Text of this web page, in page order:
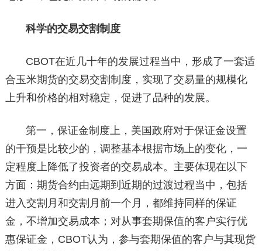
科学的交易交割制度
CBOT在近几十年的发展过程当中，形成了一套适
合玉米期货的交易交割制度，实现了交易量的规模化
上升和价格的相对稳定，促进了品种的发展。
第一，保证金制度上，美国政府对于保证金设置
的干预是比较少的，调整基本根据市场上的变化，一
定程度上降低了投资者的交易成本。主要体现在以下
方面：期货合约由远期到近期的过渡过程当中，包括
进入交割月和交割月前一个月，都维持同样的保证
金，不增加交易成本；对从事套期保值的客户实行优
惠保证金，CBOT认为，参与套期保值的客户与其现货